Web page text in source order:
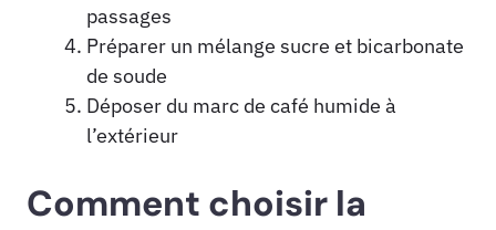
passages
Préparer un mélange sucre et bicarbonate
de soude
Déposer du marc de café humide à
l’extérieur
Comment choisir la